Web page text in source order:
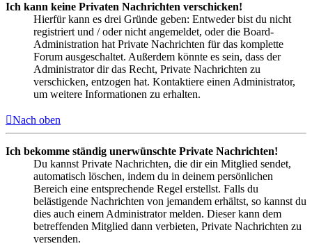
Ich kann keine Privaten Nachrichten verschicken!
Hierfür kann es drei Gründe geben: Entweder bist du nicht
registriert und / oder nicht angemeldet, oder die Board-
Administration hat Private Nachrichten für das komplette
Forum ausgeschaltet. Außerdem könnte es sein, dass der
Administrator dir das Recht, Private Nachrichten zu
verschicken, entzogen hat. Kontaktiere einen Administrator,
um weitere Informationen zu erhalten.
Nach oben
Ich bekomme ständig unerwünschte Private Nachrichten!
Du kannst Private Nachrichten, die dir ein Mitglied sendet,
automatisch löschen, indem du in deinem persönlichen
Bereich eine entsprechende Regel erstellst. Falls du
belästigende Nachrichten von jemandem erhältst, so kannst du
dies auch einem Administrator melden. Dieser kann dem
betreffenden Mitglied dann verbieten, Private Nachrichten zu
versenden.